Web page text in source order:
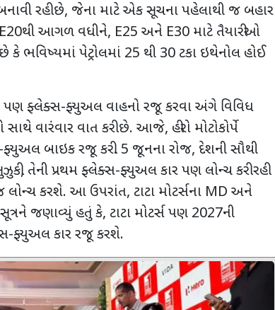
રહી છે, જેના માટે એક સૂચના પહેલાથી જ બહાર
થી આગળ વધીને, E25 અને E30 માટે તૈયારીઓ
ભવિષ્યમાં પેટ્રોલમાં 25 થી 30 ટકા ઇથેનોલ હોઈ
પણ ફ્લેક્સ-ફ્યુઅલ વાહનો રજૂ કરવા અંગે વિવિધ
સાથે વારંવાર વાત કરી છે. આજે, હીરો મોટોકોર્પે
બાઇક રજૂ કરી. 5 જૂનના રોજ, દેશની સૌથી
, તેની પ્રથમ ફ્લેક્સ-ફ્યુઅલ કાર પણ લોન્ચ કરી રહી
લોન્ચ કરશે. આ ઉપરાંત, ટાટા મોટર્સના MD અને
જણાવ્યું હતું કે, ટાટા મોટર્સ પણ 2027ની
ફ્યુઅલ કાર રજૂ કરશે.